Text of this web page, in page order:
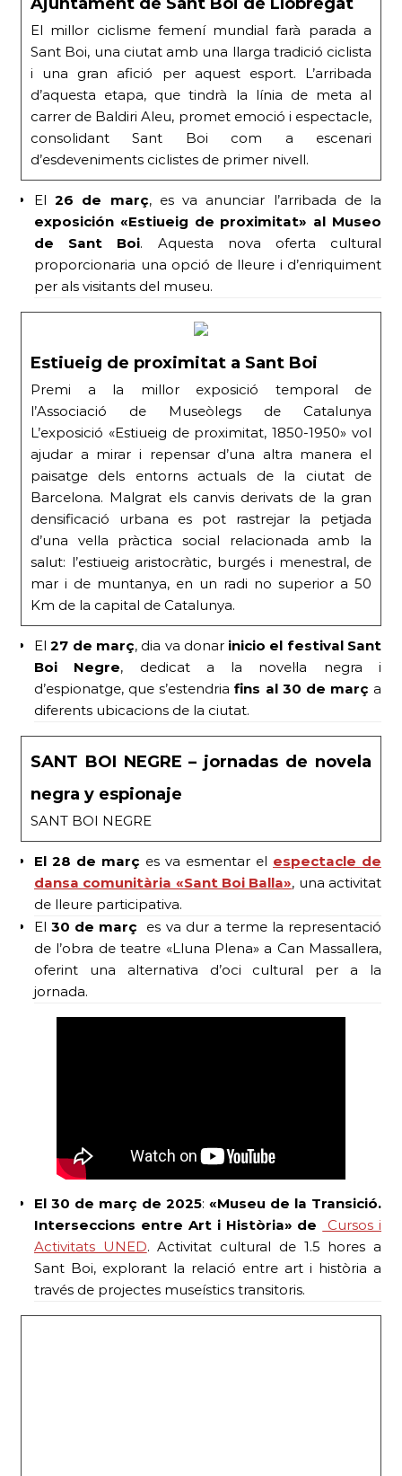
El millor ciclisme femení mundial farà parada a
Sant Boi, una ciutat amb una llarga tradició ciclista
i una gran afició per aquest esport. L’arribada
d’aquesta etapa, que tindrà la línia de meta al
carrer de Baldiri Aleu, promet emoció i espectacle,
consolidant Sant Boi com a escenari
d’esdeveniments ciclistes de primer nivell.
El26 de març, es va anunciar l’arribada de la
exposición «Estiueig de proximitat» al Museo
de Sant Boi. Aquesta nova oferta cultural
proporcionaria una opció de lleure i d’enriquiment
per als visitants del museu.
Estiueig de proximitat a Sant Boi
Premi a la millor exposició temporal de
l’Associació de Museòlegs de Catalunya
L’exposició «Estiueig de proximitat, 1850-1950» vol
ajudar a mirar i repensar d’una altra manera el
paisatge dels entorns actuals de la ciutat de
Barcelona. Malgrat els canvis derivats de la gran
densificació urbana es pot rastrejar la petjada
d’una vella pràctica social relacionada amb la
salut: l’estiueig aristocràtic, burgés i menestral, de
mar i de muntanya, en un radi no superior a 50
Km de la capital de Catalunya.
El27 de març, dia va donar inicio el festival Sant
Boi Negre, dedicat a la novel·la negra i
d’espionatge, que s’estendriafins al 30 de març a
diferents ubicacions de la ciutat.
SANT BOI NEGRE – jornadas de novela
negra y espionaje
SANT BOI NEGRE
El 28 de març es va esmentar el espectacle de
dansa comunitària «Sant Boi Balla», una activitat
de lleure participativa.
El30 de març
es va dur a terme la representació
de l’obra de teatre «Lluna Plena» a Can Massallera,
oferint una alternativa d’oci cultural per a la
jornada.
El 30 de març de 2025: «Museu de la Transició.
Interseccions entre Art i Història» de
Cursos i
Activitats UNED. Activitat cultural de 1.5 hores a
Sant Boi, explorant la relació entre art i història a
través de projectes museístics transitoris.